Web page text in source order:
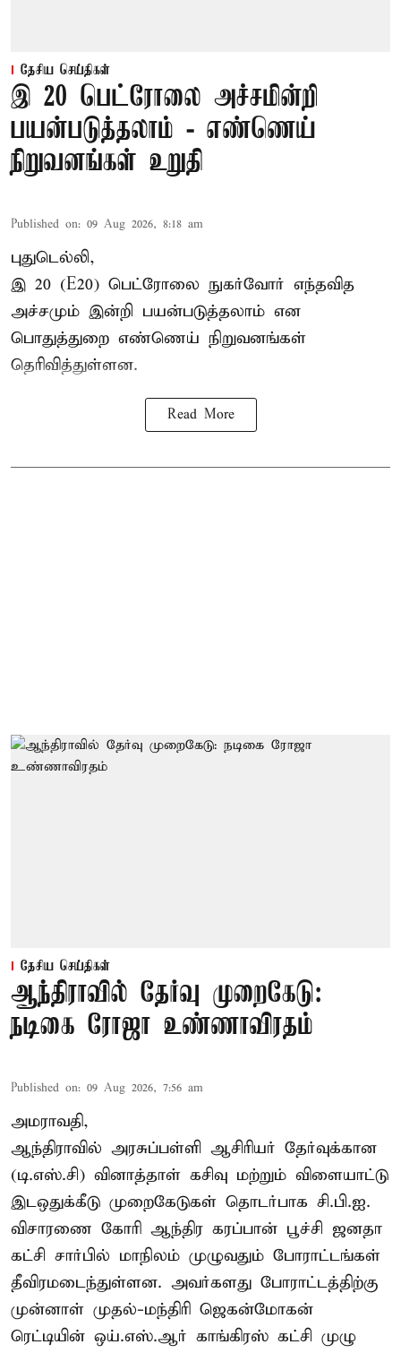
தேசிய செய்திகள்
இ 20 பெட்ரோலை அச்சமின்றி
பயன்படுத்தலாம் - எண்ணெய்
நிறுவனங்கள் உறுதி
Published on: 09 Aug 2026, 8:18 am
புதுடெல்லி,
இ 20 (E20) பெட்ரோலை நுகர்வோர் எந்தவித
அச்சமும் இன்றி பயன்படுத்தலாம் என
பொதுத்துறை எண்ணெய் நிறுவனங்கள்
தெரிவித்துள்ளன.
Read More
தேசிய செய்திகள்
ஆந்திராவில் தேர்வு முறைகேடு:
நடிகை ரோஜா உண்ணாவிரதம்
Published on: 09 Aug 2026, 7:56 am
அமராவதி,
ஆந்திராவில் அரசுப்பள்ளி ஆசிரியர் தேர்வுக்கான
(டி.எஸ்.சி) வினாத்தாள் கசிவு மற்றும் விளையாட்டு
இடஒதுக்கீடு முறைகேடுகள் தொடர்பாக சி.பி.ஐ.
விசாரணை கோரி ஆந்திர கரப்பான் பூச்சி ஜனதா
கட்சி சார்பில் மாநிலம் முழுவதும் போராட்டங்கள்
தீவிரமடைந்துள்ளன. அவர்களது போராட்டத்திற்கு
முன்னாள் முதல்-மந்திரி ஜெகன்மோகன்
ரெட்டியின் ஒய்.எஸ்.ஆர் காங்கிரஸ் கட்சி முழு